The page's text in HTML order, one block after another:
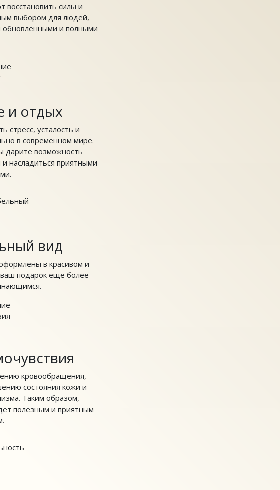
восстановить силы и
выбором для людей,
обновленными и полными
и отдых
стресс, усталость и
в современном мире.
дарите возможность
и насладиться приятными
вид
в красивом и
подарок еще более
кровообращения,
состояния кожи и
Таким образом,
полезным и приятным